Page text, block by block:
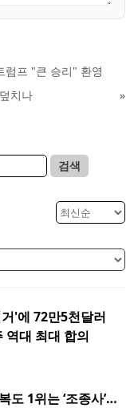
럼프 "큰 승리" 환영
치나
»
검색
'에 72만5천달러
대 최대 합의
도 1위는 ‘조종사’…